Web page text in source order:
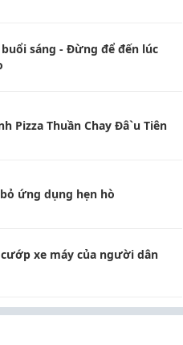
sáng - Đừng để đến lúc
Pizza Thuần Chay Đâ`u Tiên
ứng dụng hẹn hò
xe máy của người dân